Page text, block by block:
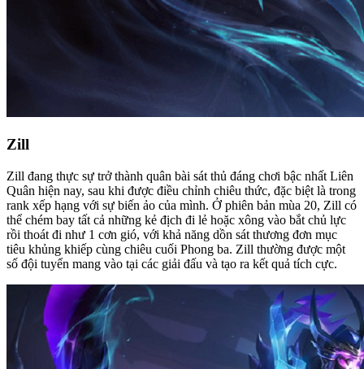
Zill
Zill đang thực sự trở thành quân bài sát thủ đáng chơi bậc nhất Liên
Quân hiện nay, sau khi được điều chỉnh chiêu thức, đặc biệt là trong
rank xếp hạng với sự biến ảo của mình. Ở phiên bản mùa 20, Zill có
thể chém bay tất cả những kẻ địch đi lẻ hoặc xông vào bắt chủ lực
rồi thoát đi như 1 cơn gió, với khả năng dồn sát thương đơn mục
tiêu khủng khiếp cùng chiêu cuối Phong ba. Zill thường được một
số đội tuyển mang vào tại các giải đấu và tạo ra kết quả tích cực.